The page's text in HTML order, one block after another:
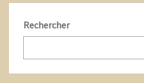
Rechercher